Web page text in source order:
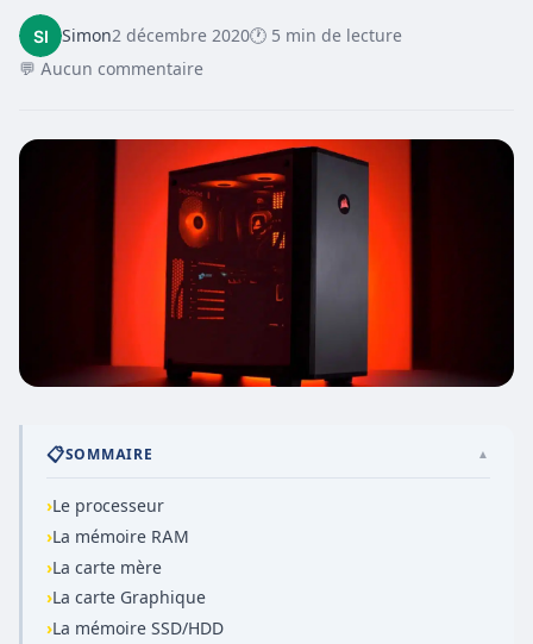
Simon2 décembre 2020🕐 5 min de lecture
💬 Aucun commentaire
📋SOMMAIRE ▲
›Le processeur
›La mémoire RAM
›La carte mère
›La carte Graphique
›La mémoire SSD/HDD